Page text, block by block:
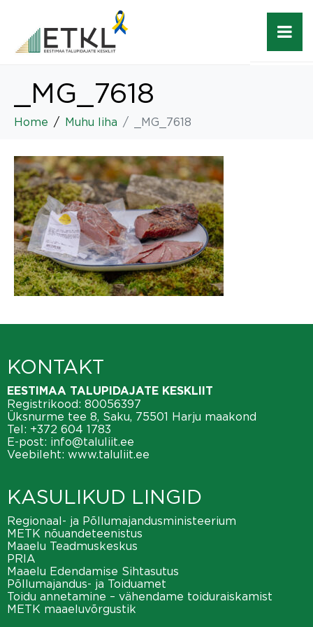
_MG_7618
Home Muhu liha _MG_7618
KONTAKT
EESTIMAA TALUPIDAJATE KESKLIIT
Registrikood: 80056397
Üksnurme tee 8, Saku, 75501 Harju maakond
Tel: +372 604 1783
E-post: info@taluliit.ee
Veebileht: www.taluliit.ee
KASULIKUD LINGID
Regionaal- ja Põllumajandusministeerium
METK nõuandeteenistus
Maaelu Teadmuskeskus
PRIA
Maaelu Edendamise Sihtasutus
Põllumajandus- ja Toiduamet
Toidu annetamine – vähendame toiduraiskamist
METK maaeluvõrgustik